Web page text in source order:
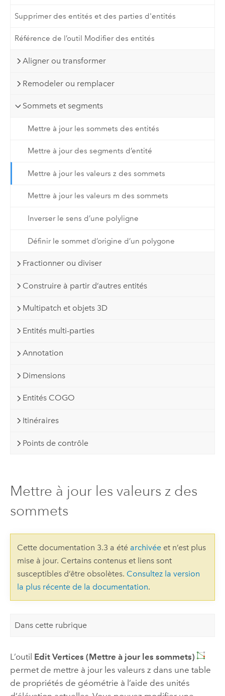
Supprimer des entités et des parties d'entités
Référence de l’outil Modifier des entités
Aligner ou transformer
Remodeler ou remplacer
Sommets et segments
Mettre à jour les sommets des entités
Mettre à jour des segments d’entité
Mettre à jour les valeurs z des sommets
Mettre à jour les valeurs m des sommets
Inverser le sens d’une polyligne
Définir le sommet d’origine d’un polygone
Fractionner ou diviser
Construire à partir d’autres entités
Multipatch et objets 3D
Entités multi-parties
Annotation
Dimensions
Entités COGO
Itinéraires
Points de contrôle
Mettre à jour les valeurs z des
sommets
Cette documentation 3.3 a été archivéeet n’est plus
mise à jour. Certains contenus et liens sont
susceptibles d’être obsolètes. Consultez la version
la plus récente de la documentation.
Dans cette rubrique
L’outil Edit Vertices (Mettre à jour les sommets)
permet de mettre à jour les valeurs z dans une table
de propriétés de géométrie à l’aide des unités